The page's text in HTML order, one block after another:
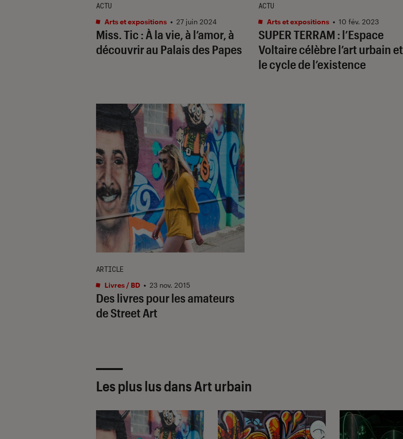
Miss. Tic : À la vie, à l’amor, à
découvrir au Palais des Papes
ACTU
Arts et expositions • 27 juin 2024
SUPER TERRAM : l’Espace
Voltaire célèbre l’art urbain et
le cycle de l’existence
ACTU
Arts et expositions • 10 fév. 2023
Des livres pour les amateurs
de Street Art
ARTICLE
Livres / BD • 23 nov. 2015
Les plus lus dans Art urbain